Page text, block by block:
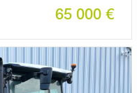
65 000 €